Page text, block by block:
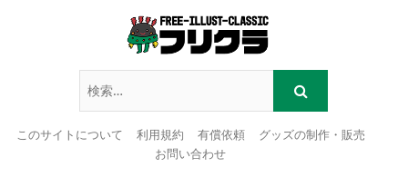
このサイトについて 利用規約 有償依頼
グッズの制作・販売
お問い合わせ